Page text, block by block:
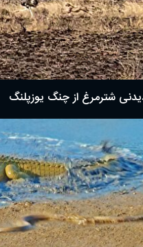
دیدنی شترمرغ از چنگ یوزپلنگ